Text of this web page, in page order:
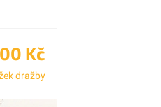
Kč
dražby